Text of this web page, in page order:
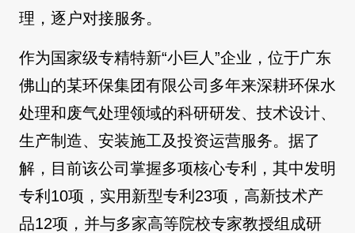
理，逐户对接服务。
作为国家级专精特新“小巨人”企业，位于广东
佛山的某环保集团有限公司多年来深耕环保水
处理和废气处理领域的科研研发、技术设计、
生产制造、安装施工及投资运营服务。据了
解，目前该公司掌握多项核心专利，其中发明
专利10项，实用新型专利23项，高新技术产
品12项，并与多家高等院校专家教授组成研